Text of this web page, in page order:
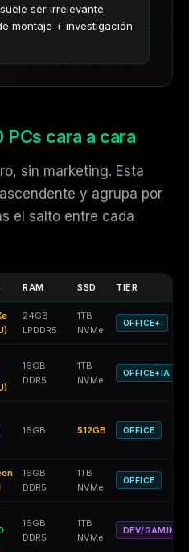
ser irrelevante
montaje + investigación
PCs cara a cara
sin marketing. Esta
y agrupa por
el salto entre cada
RAM SSD TIER
24GB
LPDDR5
1TB
NVMe
OFFICE+
16GB
DDR5
1TB
NVMe
OFFICE+IA
16GB 512GB OFFICE
16GB
DDR5
1TB
NVMe
OFFICE
16GB
DDR5
1TB
NVMe
DEV/GAMING